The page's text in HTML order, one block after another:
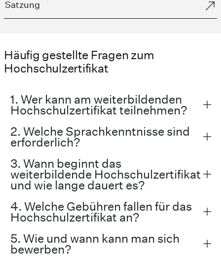
Satzung
Häufig gestellte Fragen zum
Hochschulzertifikat
1. Wer kann am weiterbildenden
Hochschulzertifikat teilnehmen?
2. Welche Sprachkenntnisse sind
erforderlich?
3. Wann beginnt das
weiterbildende Hochschulzertifikat
und wie lange dauert es?
4. Welche Gebühren fallen für das
Hochschulzertifikat an?
5. Wie und wann kann man sich
bewerben?